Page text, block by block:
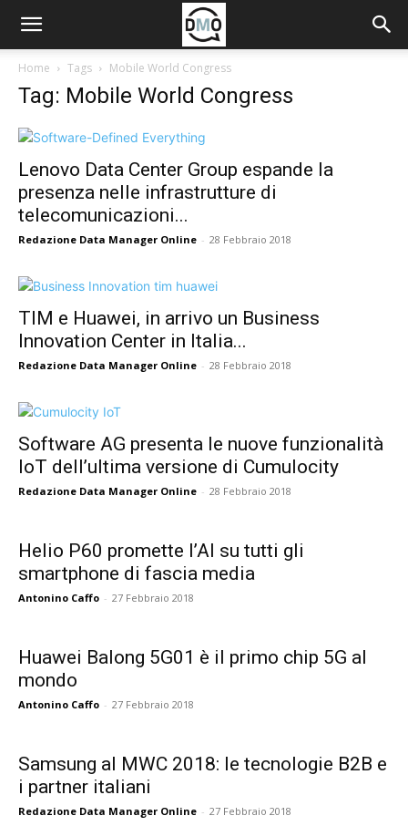
Home Tags Mobile World Congress
Tag: Mobile World Congress
Lenovo Data Center Group espande la
presenza nelle infrastrutture di
telecomunicazioni...
Redazione Data Manager Online - 28 Febbraio 2018
TIM e Huawei, in arrivo un Business
Innovation Center in Italia...
Redazione Data Manager Online - 28 Febbraio 2018
Software AG presenta le nuove funzionalità
IoT dell’ultima versione di Cumulocity
Redazione Data Manager Online - 28 Febbraio 2018
Helio P60 promette l’AI su tutti gli
smartphone di fascia media
Antonino Caffo - 27 Febbraio 2018
Huawei Balong 5G01 è il primo chip 5G al
mondo
Antonino Caffo - 27 Febbraio 2018
Samsung al MWC 2018: le tecnologie B2B e
i partner italiani
Redazione Data Manager Online - 27 Febbraio 2018